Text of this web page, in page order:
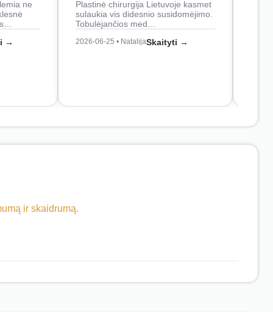
ne
→
Plastinė chirurgija Lietuvoje kasmet
sulaukia vis didesnio susidomėjimo.
Tobulėjančios med…
2026-06-25 • NatalijaSkaityti →
ir skaidrumą.